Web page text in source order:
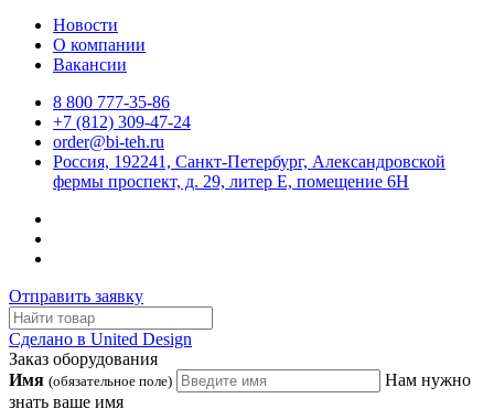
Новости
О компании
Вакансии
8 800 777-35-86
+7 (812) 309-47-24
order@bi-teh.ru
Россия, 192241, Санкт-Петербург, Александровской
фермы проспект, д. 29, литер Е, помещение 6Н
Отправить заявку
Сделано в United Design
Заказ оборудования
Имя (обязательное поле)
Нам нужно
знать ваше имя